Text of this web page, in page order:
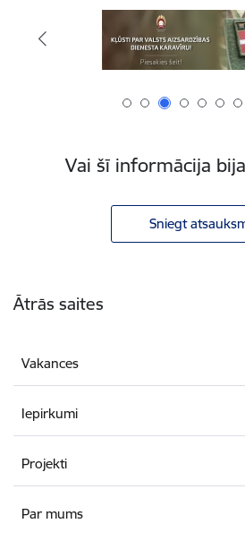
Vai šī informācija
Sniegt
Ātrās saites
Vakances
Iepirkumi
Projekti
Par mums